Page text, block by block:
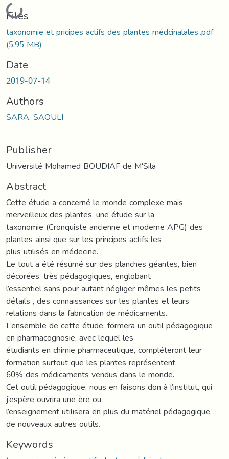
Loading...
Files
taxonomie et pricipes actifs des plantes médcinalales..pdf
(5.95 MB)
Date
2019-07-14
Authors
SARA, SAOULI
Publisher
Université Mohamed BOUDIAF de M'Sila
Abstract
Cette étude a concerné le monde complexe mais
merveilleux des plantes, une étude sur la
taxonomie (Cronquiste ancienne et moderne APG) des
plantes ainsi que sur les principes actifs les
plus utilisés en médecine.
Le tout a été résumé sur des planches géantes, bien
décorées, très pédagogiques, englobant
l’essentiel sans pour autant négliger mêmes les petits
détails , des connaissances sur les plantes et leurs
relations dans la fabrication de médicaments.
L’ensemble de cette étude, formera un outil pédagogique
en pharmacognosie, avec lequel les
étudiants en chimie pharmaceutique, compléteront leur
formation surtout que les plantes représentent
60% des médicaments vendus dans le monde.
Cet outil pédagogique, nous en faisons don à l’institut, qui
j’espère ouvrira une ère ou
l’enseignement utilisera en plus du matériel pédagogique,
de nouveaux autres outils.
Keywords